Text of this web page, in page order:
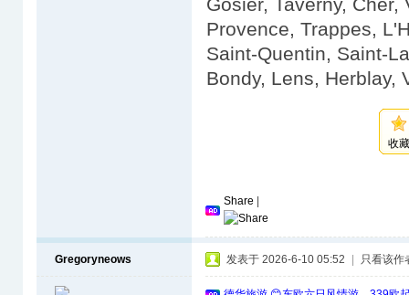
Provence, Trappes,
Saint-Quentin, Saint-
Bondy, Lens, Herblay,
收
Share
Gregoryneows 发表于 2026-6-10 05:52 只看该作